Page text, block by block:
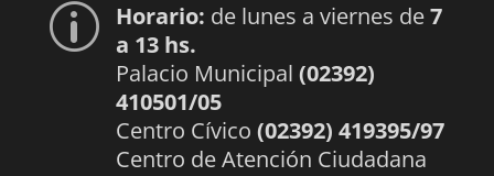
p Horario: de lunes a viernes de7
a 13 hs.
Palacio Municipal (02392)
410501/05
Centro Cívico (02392) 419395/97
Centro de Atención Ciudadana